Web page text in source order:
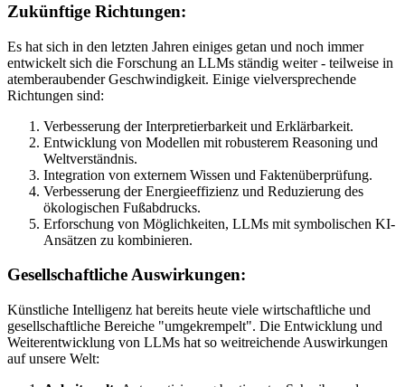
Zukünftige Richtungen:
Es hat sich in den letzten Jahren einiges getan und noch immer
entwickelt sich die Forschung an LLMs ständig weiter - teilweise in
atemberaubender Geschwindigkeit. Einige vielversprechende
Richtungen sind:
Verbesserung der Interpretierbarkeit und Erklärbarkeit.
Entwicklung von Modellen mit robusterem Reasoning und
Weltverständnis.
Integration von externem Wissen und Faktenüberprüfung.
Verbesserung der Energieeffizienz und Reduzierung des
ökologischen Fußabdrucks.
Erforschung von Möglichkeiten, LLMs mit symbolischen KI-
Ansätzen zu kombinieren.
Gesellschaftliche Auswirkungen:
Künstliche Intelligenz hat bereits heute viele wirtschaftliche und
gesellschaftliche Bereiche "umgekrempelt". Die Entwicklung und
Weiterentwicklung von LLMs hat so weitreichende Auswirkungen
auf unsere Welt: